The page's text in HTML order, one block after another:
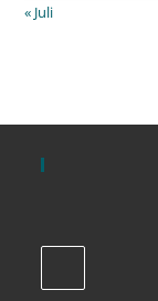
« Juli